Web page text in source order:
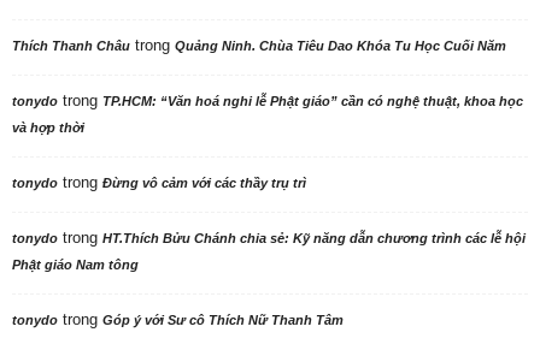
Thích Thanh Châu trong Quảng Ninh. Chùa Tiêu Dao Khóa Tu Học Cuối Năm
tonydo trong TP.HCM: “Văn hoá nghi lễ Phật giáo” cần có nghệ thuật, khoa học
và hợp thời
tonydo trong Đừng vô cảm với các thầy trụ trì
tonydo trong HT.Thích Bửu Chánh chia sẻ: Kỹ năng dẫn chương trình các lễ hội
Phật giáo Nam tông
tonydo trong Góp ý với Sư cô Thích Nữ Thanh Tâm